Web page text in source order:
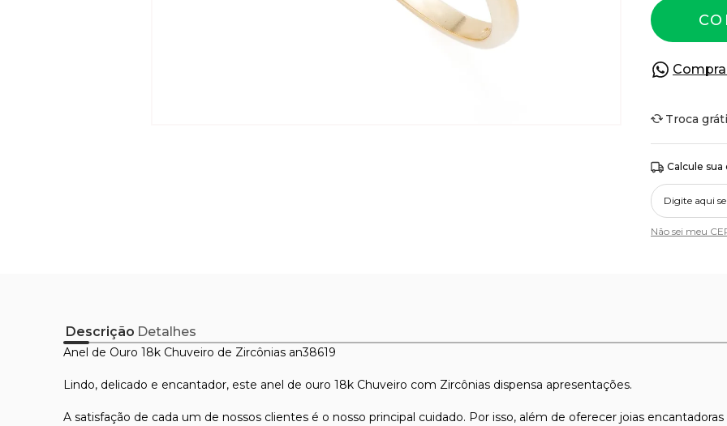
Troca
Calcule
Não sei meu
Descrição Detalhes
Anel de Ouro 18k Chuveiro de Zircônias an38619
Lindo, delicado e encantador, este anel de ouro 18k Chuveiro com Zircônias dispensa apresentações.
A satisfação de cada um de nossos clientes é o nosso principal cuidado. Por isso, além de oferecer joias